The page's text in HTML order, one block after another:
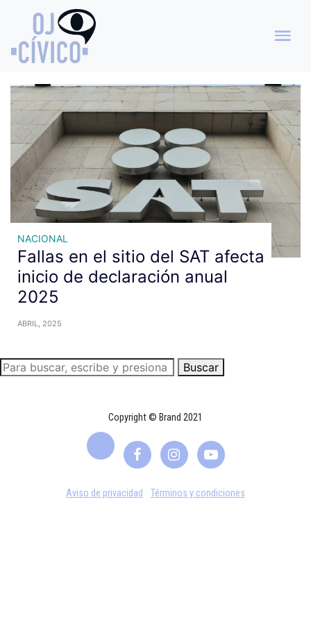
Archivo de etiquetas: fallas
sitio web
NACIONAL
Fallas en el sitio del SAT afecta
inicio de declaración anual
2025
ABRIL, 2025
Buscar
Copyright © Brand 2021
Aviso de privacidad Términos y condiciones